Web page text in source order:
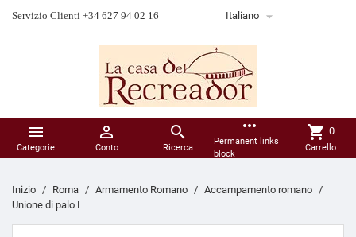
Servizio Clienti +34 627 94 02 16 Italiano 

Categorie

Conto

Ricerca
more_horiz
Permanent links
block
shopping_cart 0
Carrello
Inizio Roma Armamento Romano
Accampamento romano
Unione di palo L